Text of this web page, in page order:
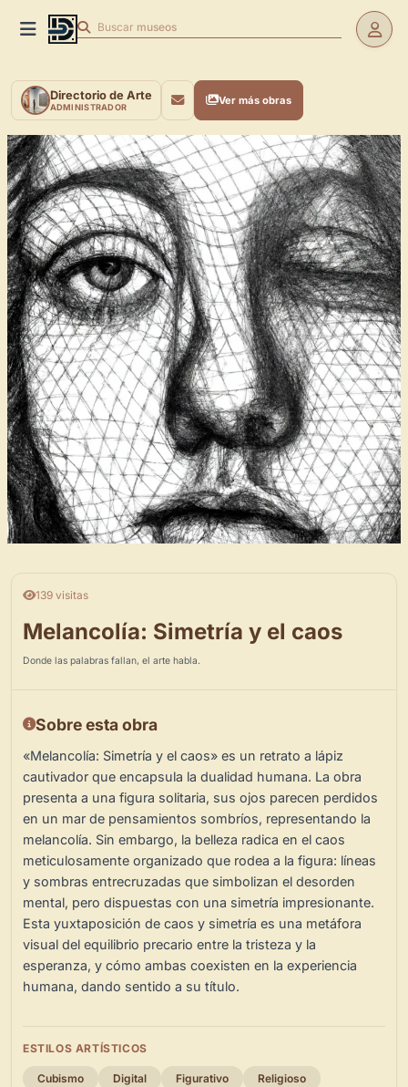
Buscar museos
Directorio de Arte
ADMINISTRADOR
Ver más obras
139 visitas
Melancolía: Simetría y el caos
Donde las palabras fallan, el arte habla.
Sobre esta obra
«Melancolía: Simetría y el caos» es un retrato a lápiz
cautivador que encapsula la dualidad humana. La obra
presenta a una figura solitaria, sus ojos parecen perdidos
en un mar de pensamientos sombríos, representando la
melancolía. Sin embargo, la belleza radica en el caos
meticulosamente organizado que rodea a la figura: líneas
y sombras entrecruzadas que simbolizan el desorden
mental, pero dispuestas con una simetría impresionante.
Esta yuxtaposición de caos y simetría es una metáfora
visual del equilibrio precario entre la tristeza y la
esperanza, y cómo ambas coexisten en la experiencia
humana, dando sentido a su título.
ESTILOS ARTÍSTICOS
Cubismo Digital Figurativo
Religioso